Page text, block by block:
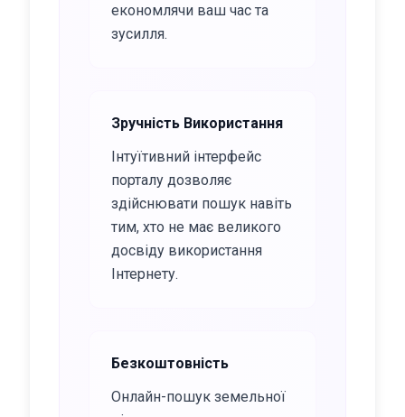
економлячи ваш час та
зусилля.
Зручність Використання
Інтуїтивний інтерфейс
порталу дозволяє
здійснювати пошук навіть
тим, хто не має великого
досвіду використання
Інтернету.
Безкоштовність
Онлайн-пошук земельної